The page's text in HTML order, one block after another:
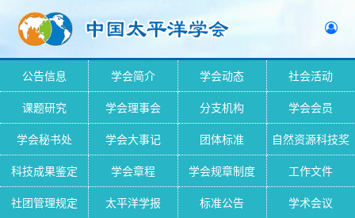
公告信息 学会简介 学会动态 社会活动
课题研究 学会理事会 分支机构 学会会员
学会秘书处 学会大事记 团体标准 自然资源科技奖
科技成果鉴定 学会章程 学会规章制度 工作文件
社团管理规定 太平洋学报 标准公告 学术会议